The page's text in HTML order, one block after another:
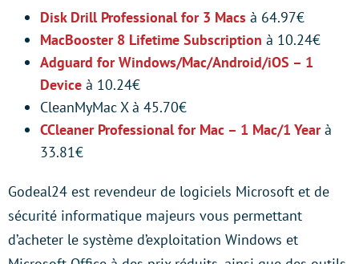
Disk Drill Professional for 3 Macs à 64.97€
MacBooster 8 Lifetime Subscription à 10.24€
Adguard for Windows/Mac/Android/iOS – 1
Device à 10.24€
CleanMyMac X à 45.70€
CCleaner Professional for Mac – 1 Mac/1 Yearà
33.81€
Godeal24 est revendeur de logiciels Microsoft et de
sécurité informatique majeurs vous permettant
d’acheter le système d’exploitation Windows et